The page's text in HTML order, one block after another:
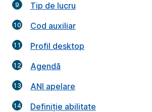
Tip de lucru
Cod auxiliar
Profil desktop
Agendă
ANI apelare
Definiție abilitate